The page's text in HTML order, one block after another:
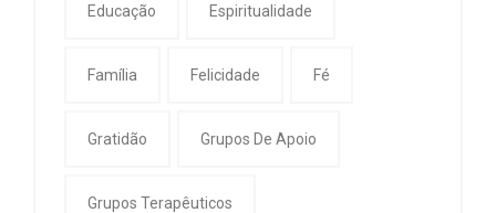
Educação Espiritualidade
Família Felicidade Fé
Gratidão Grupos De Apoio
Grupos Terapêuticos